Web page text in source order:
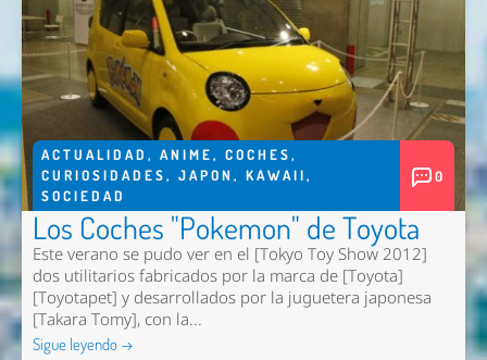
ACTUALIDAD , ANIME, COCHES,
CURIOSIDADES, JAPON , KAWAII,
SOCIEDAD
0
Los Coches "Pokemon" de Toyota
Este verano se pudo ver en el [Tokyo Toy Show 2012]
dos utilitarios fabricados por la marca de [Toyota]
[Toyotapet] y desarrollados por la juguetera japonesa
[Takara Tomy], con la...
Sigue leyendo →